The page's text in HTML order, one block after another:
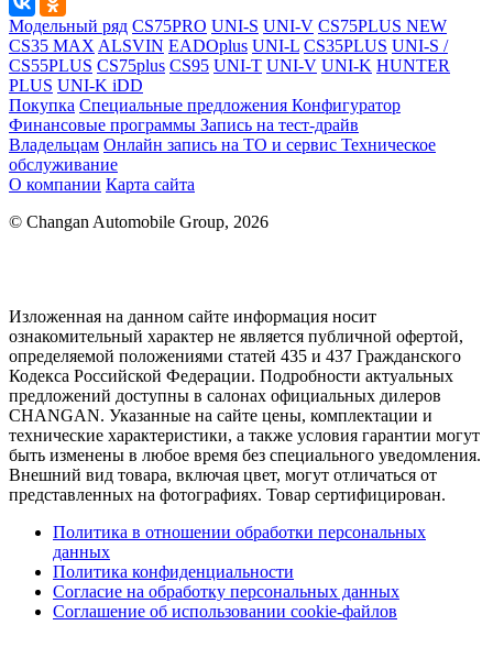
Модельный ряд CS75PRO UNI-S UNI-V CS75PLUS NEW
CS35 MAX ALSVIN EADOplus UNI-L CS35PLUS UNI-S /
CS55PLUS CS75plus CS95 UNI-T UNI-V UNI-K HUNTER
PLUS UNI-K iDD
Покупка Специальные предложения Конфигуратор
Финансовые программы Запись на тест-драйв
Владельцам Онлайн запись на ТО и сервис Техническое
обслуживание
О компании Карта сайта
© Changan Automobile Group, 2026
Изложенная на данном сайте информация носит
ознакомительный характер не является публичной офертой,
определяемой положениями статей 435 и 437 Гражданского
Кодекса Российской Федерации. Подробности актуальных
предложений доступны в салонах официальных дилеров
CHANGAN. Указанные на сайте цены, комплектации и
технические характеристики, а также условия гарантии могут
быть изменены в любое время без специального уведомления.
Внешний вид товара, включая цвет, могут отличаться от
представленных на фотографиях. Товар сертифицирован.
Политика в отношении обработки персональных
данных
Политика конфиденциальности
Согласие на обработку персональных данных
Соглашение об использовании cookie-файлов